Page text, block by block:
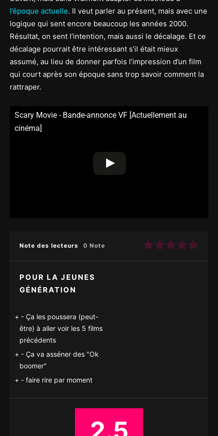
l’époque actuelle. Il veut parler au présent, mais avec une
logique qui sent encore beaucoup les années 2000.
Résultat, on sent l’intention, mais aussi le décalage. Et ce
décalage pourrait être intéressant s’il était mieux
assumé, au lieu de donner parfois l’impression d’un film
qui court après son époque sans trop savoir comment la
rattraper.
Scary Movie - Bande-annonce VF [Actuellement au
cinéma]
Note des lecteurs 0 Note
POUR LA JEUNES
GÉNÉRATION
- Ça les poussera (peut-
être) à aller voir les 5 films
précédents
- Ça va asséner des "Ok
boomer"
- faire rire par moment